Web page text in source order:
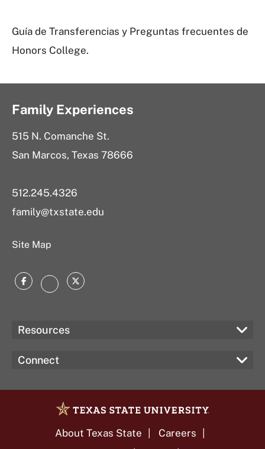
Guía de Transferencias y Preguntas frecuentes de
Honors College.
Family Experiences
515 N. Comanche St.
San Marcos, Texas 78666
512.245.4326
family@txstate.edu
Site Map
FacebookInstagram
Twitter
Resources
Connect
About Texas State
Careers